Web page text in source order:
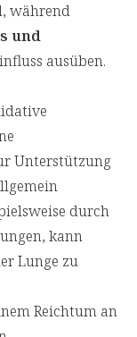
während
und
ausüben.
Unterstützung
durch
kann
Lunge zu
Reichtum an